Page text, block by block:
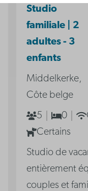
Studio
familiale | 2
adultes - 3
enfants
Middelkerke,
Côte belge
5
0
Certains
Studio de
entièrement
couples et